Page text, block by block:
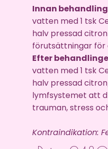
Innan
vatten med 1 tsk
halv pressad
förutsättningar för
Efter
vatten med 1 tsk
halv pressad
lymfsystemet att
trauman, stress
Kontraindikation: